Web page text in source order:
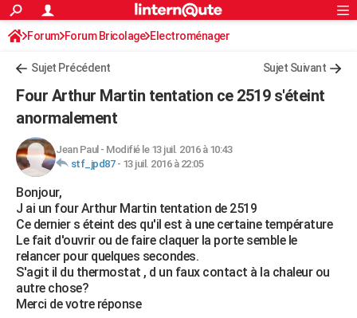
ACTUALITÉS
Politique
Société
Faits Divers
Education
Monde
Villes
+
Programme TV
Sorties cinéma
FINANCE
Retraite
Impôts
Epargne
Immobilier
Risques naturels par ville
Banque
Assurance
Crédit
AUTO
Essais
Réserver un essai
Citadines
Berlines
SUV
Forum auto
HIGH-TECH
Mobiles
Meilleur smartphone
Internet
Ordinateurs
Jeux vidéo
Guide high-tech
+BRICOLAGE
Forum
Aménagement intérieur
Extérieur
Cuisine
Salle de bains
Jardinage
Rangement
WEEK-END
Guides de France
Escapades
Patrimoine
Expositions
Musées
Week-end nature
+LIFESTYLE
Art de vivre
Bien-être
Loisirs
Mode
Modes de vie
SANTE
S'inscrire
Connexion
Forum Forum Bricolage Electroménager
Sujet Précédent Sujet Suivant
Four Arthur Martin tentation ce 2519 s'éteint
anormalement
Jean Paul - Modifié le 13 juil. 2016 à 10:43
stf_jpd87- 13 juil. 2016 à 22:05
Bonjour,
J ai un four Arthur Martin tentation de 2519
Ce dernier s éteint des qu'il est à une certaine température
Le fait d'ouvrir ou de faire claquer la porte semble le
relancer pour quelques secondes.
S'agit il du thermostat , d un faux contact à la chaleur ou
autre chose?
Merci de votre réponse